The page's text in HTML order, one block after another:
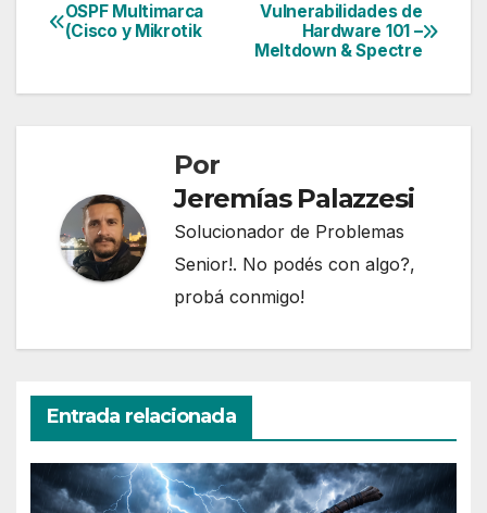
Navegación
Vulnerabilidades de
Hardware 101 –
Meltdown & Spectre
OSPF Multimarca
(Cisco y Mikrotik
Por
Jeremías Palazzesi
Solucionador de Problemas
Senior!. No podés con algo?,
probá conmigo!
Entrada relacionada